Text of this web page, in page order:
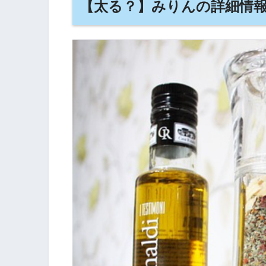
【太る？】みりんの詳細情